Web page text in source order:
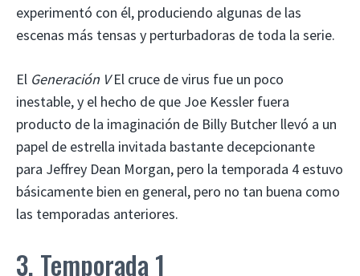
experimentó con él, produciendo algunas de las
escenas más tensas y perturbadoras de toda la serie.
El Generación VEl cruce de virus fue un poco
inestable, y el hecho de que Joe Kessler fuera
producto de la imaginación de Billy Butcher llevó a un
papel de estrella invitada bastante decepcionante
para Jeffrey Dean Morgan, pero la temporada 4 estuvo
básicamente bien en general, pero no tan buena como
las temporadas anteriores.
3. Temporada 1